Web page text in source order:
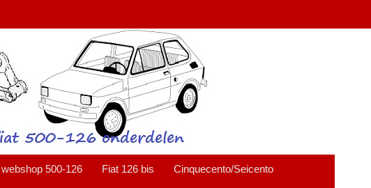
webshop 500-126 Fiat 126 bis
Cinquecento/Seicento